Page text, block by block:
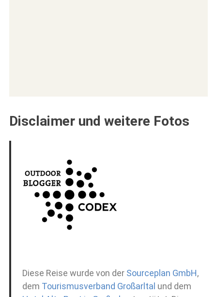
Disclaimer und weitere Fotos
Diese Reise wurde von der Sourceplan GmbH,
dem Tourismusverband Großarltal und dem